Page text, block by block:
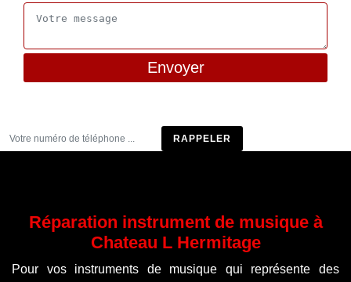
Réparation instrument de musique à
Chateau L Hermitage
Pour vos instruments de musique qui représente des